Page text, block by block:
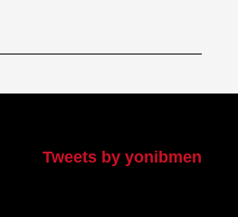
Tweets by yonibmen